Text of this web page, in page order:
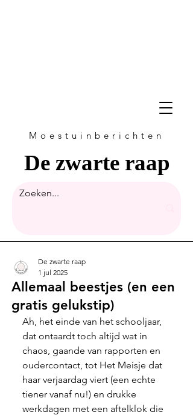
Moestuinberichten
De zwarte raap
Allemaal beestjes (en een
gratis gelukstip)
De zwarte raap
1 jul 2025
Ah, het einde van het schooljaar,
dat ontaardt toch altijd wat in
chaos, gaande van rapporten en
oudercontact, tot Het Meisje dat
haar verjaardag viert (een echte
tiener vanaf nu!) en drukke
werkdagen met een aftelklok die